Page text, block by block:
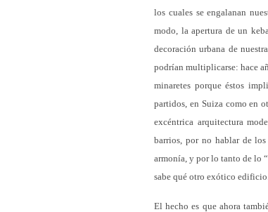
los cuales se engalanan
modo, la apertura de un
decoración urbana de
podrían multiplicarse: hace
minaretes porque éstos
partidos, en Suiza como en
excéntrica arquitectura
barrios, por no hablar de
armonía, y por lo tanto de lo
sabe qué otro exótico
El hecho es que ahora